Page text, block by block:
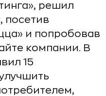
решил
посетив
и попробовав
компании. В
15